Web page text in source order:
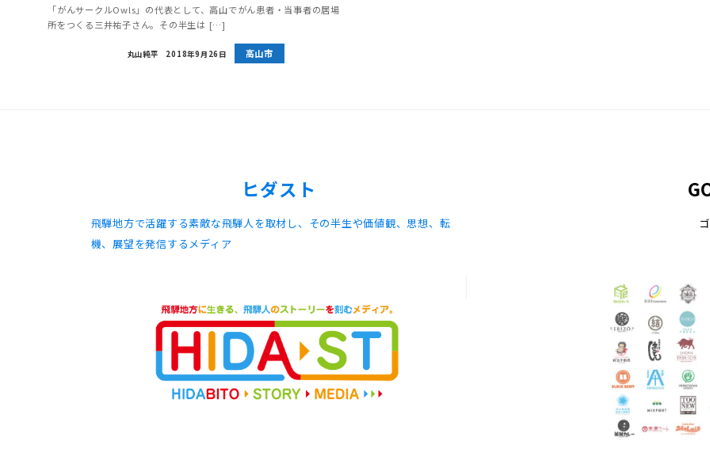
「がんサークルOwls」の代表として、高山でがん患者・当事者の居場
所をつくる三井祐子さん。その半生は […]
丸山純平 2018年9月26日 高山市
ヒダスト
飛騨地方で活躍する素敵な飛騨人を取材し、その半生や価値観、思想、転
機、展望を発信するメディア